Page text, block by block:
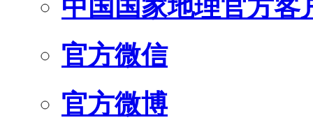
中国国家地理官方客
官方微信
官方微博